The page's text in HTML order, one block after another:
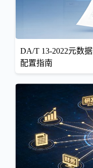
DA/T 13-2022元数
配置指南